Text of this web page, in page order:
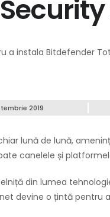
2019
lună de lună,
canelele și
din lumea
devine o țintă pentru